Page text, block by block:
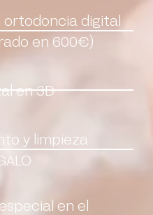
ortodoncia digital
en 600€)
en 3D
y limpieza
en el